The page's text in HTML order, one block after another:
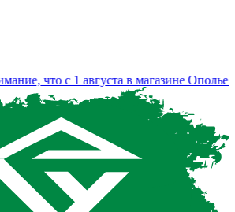
что с 1 августа в магазине Ополье